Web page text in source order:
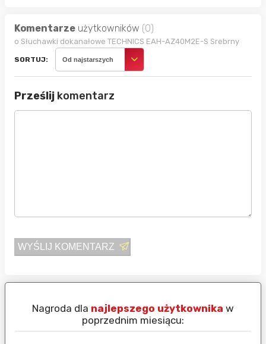
Komentarze użytkowników (0)
o Słuchawki dokanałowe TECHNICS EAH-AZ40M2E-S Srebrny
SORTUJ: Od najstarszych
Prześlij komentarz
WYŚLIJ KOMENTARZ
Nagroda dla najlepszego użytkownika w
poprzednim miesiącu: